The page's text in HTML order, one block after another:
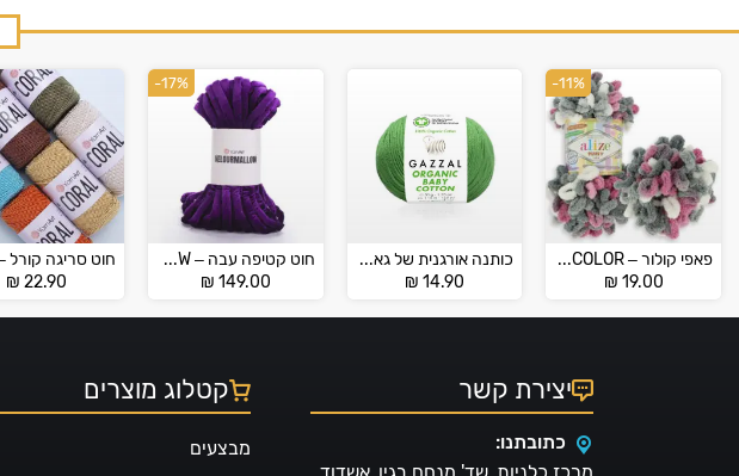
-11%
פאפי קולור – PUFFY COLOR
₪ 19.00
כותנה אורגנית של גאזל – ORGANIC BABY COTTON BY GAZZAL
₪ 14.90
-17%
חוט קטיפה עבה – VELOURMALLOW
₪ 149.00
₪ 22.90
יצירת קשר
כתובתנו:
קטלוג מוצרים
מבצעים